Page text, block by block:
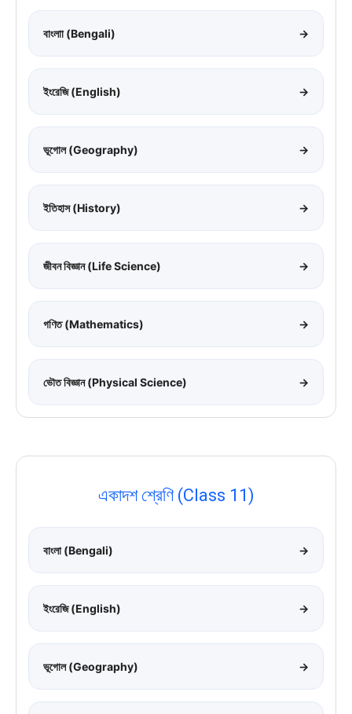
বাংলাা (Bengali) →
ইংরেজি (English) →
ভূগোল (Geography) →
ইতিহাস (History) →
জীবন বিজ্ঞান (Life Science) →
গণিত (Mathematics) →
ভৌত বিজ্ঞান (Physical Science) →
একাদশ শ্রেণি (Class 11)
বাংলা (Bengali) →
ইংরেজি (English) →
ভূগোল (Geography) →